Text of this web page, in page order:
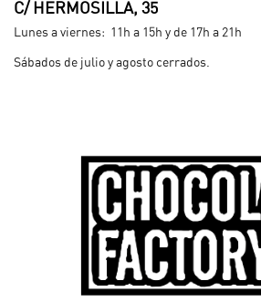
C/ HERMOSILLA, 35
Lunes a viernes: 11h a 15h y de 17h a 21h
Sábados de julio y agosto cerrados.